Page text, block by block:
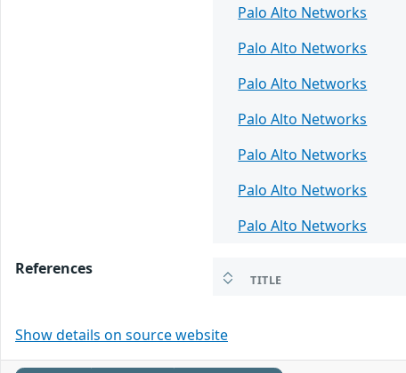
Palo Alto Networks
Palo Alto Networks
Palo Alto Networks
Palo Alto Networks
Palo Alto Networks
Palo Alto Networks
Palo Alto Networks
References
TITLE
Show details on source website